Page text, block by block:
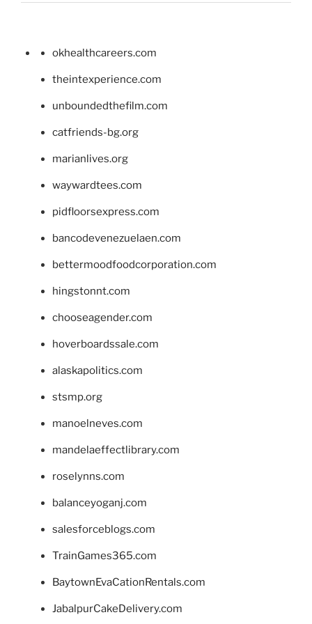
okhealthcareers.com
theintexperience.com
unboundedthefilm.com
catfriends-bg.org
marianlives.org
waywardtees.com
pidfloorsexpress.com
bancodevenezuelaen.com
bettermoodfoodcorporation.com
hingstonnt.com
chooseagender.com
hoverboardssale.com
alaskapolitics.com
stsmp.org
manoelneves.com
mandelaeffectlibrary.com
roselynns.com
balanceyoganj.com
salesforceblogs.com
TrainGames365.com
BaytownEvaCationRentals.com
JabalpurCakeDelivery.com